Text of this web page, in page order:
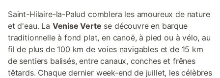
Saint-Hilaire-la-Palud comblera les amoureux de nature
et d'eau. La Venise Verte se découvre en barque
traditionnelle à fond plat, en canoë, à pied ou à vélo, au
fil de plus de 100 km de voies navigables et de 15 km
de sentiers balisés, entre canaux, conches et frênes
têtards. Chaque dernier week-end de juillet, les célèbres